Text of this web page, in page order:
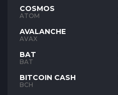
COSMOS
ATOM
AVALANCHE
AVAX
BAT
BAT
BITCOIN CASH
BCH